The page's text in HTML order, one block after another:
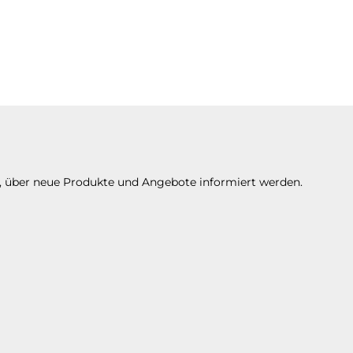
neue Produkte und Angebote informiert werden.